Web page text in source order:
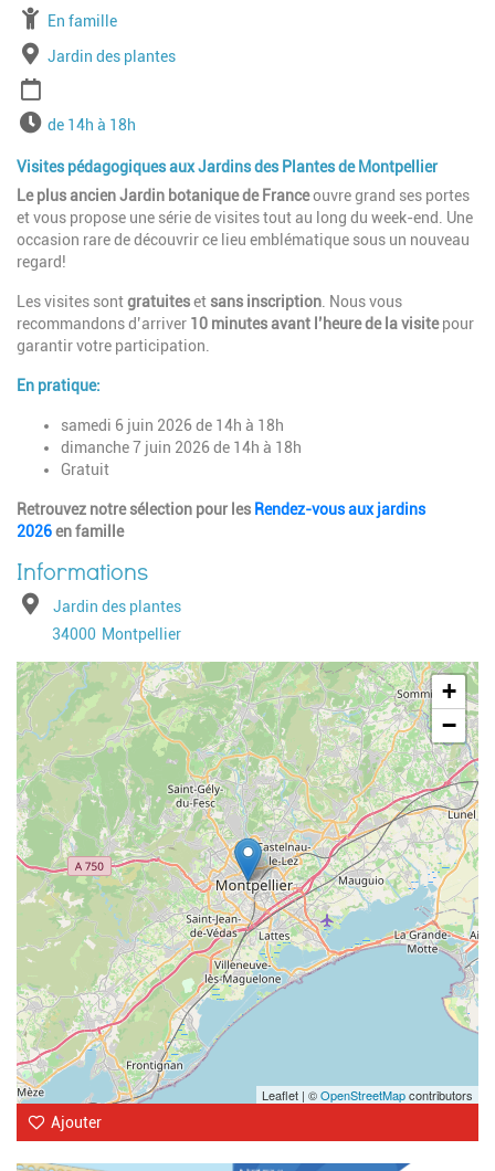
À partir de
En famille
Lieu
Jardin des plantes
Horairesde 14h à 18h
Visites pédagogiques aux Jardins des Plantes de Montpellier
Le plus ancien Jardin botanique de Franceouvre grand ses portes
et vous propose une série de visites tout au long du week-end. Une
occasion rare de découvrir ce lieu emblématique sous un nouveau
regard!
Les visites sontgratuitesetsans inscription . Nous vous
recommandons d’arriver 10 minutes avant l’heure de la visitepour
garantir votre participation.
En pratique:
samedi 6 juin 2026 de 14h à 18h
dimanche 7 juin 2026 de 14h à 18h
Gratuit
Retrouvez notre sélection pour les Rendez-vous aux jardins
2026en famille
AdresseJardin des plantes
Code postal
34000 Ville
Montpellier
Geolocalisation
+
−
Leaflet | ©OpenStreetMapcontributors
Ajouter